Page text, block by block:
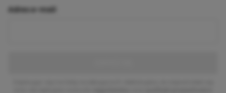
Adres e-mail